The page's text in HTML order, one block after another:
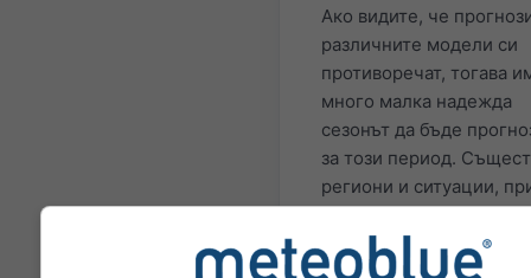
Ако видите, че
различните модели си
противоречат, тогава
много малка надежда
сезонът да бъде
за този период.
региони и ситуации,
които сезонните
могат да бъдат доста
Най-известните